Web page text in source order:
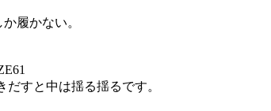
履かない。
すと中は揺る揺るです。